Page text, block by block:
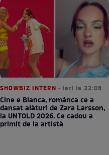
SHOWBIZ INTERN • ieri la 22:06
Cine e Bianca, românca ce a
dansat alături de Zara Larsson,
la UNTOLD 2026. Ce cadou a
primit de la artistă